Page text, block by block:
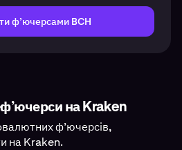
ф’ючерсами BCH
на Kraken
ф’ючерсів,
на Kraken.